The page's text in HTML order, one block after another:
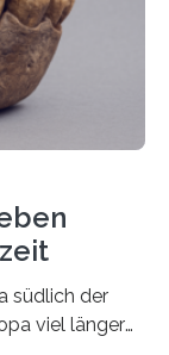
in…
südlich der
viel länger